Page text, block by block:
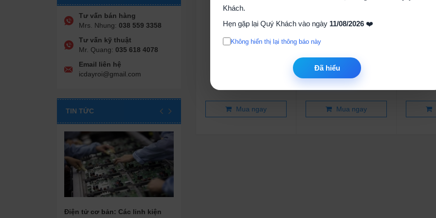
Khách.
Hẹn gặp lại Quý Khách vào ngày 11/08/2026 ❤️
Không hiển thị lại thông báo này
Đã hiểu
Tư vấn bán hàng
Mrs. Nhung: 038 559 3358
Tư vấn kỹ thuật
Mr. Quang: 035 618 4078
Email liên hệ
icdayroi@gmail.com
TIN TỨC
Điện tử cơ bản: Các linh kiện
Mua ngay
78L05 SOT-23
Mua ngay